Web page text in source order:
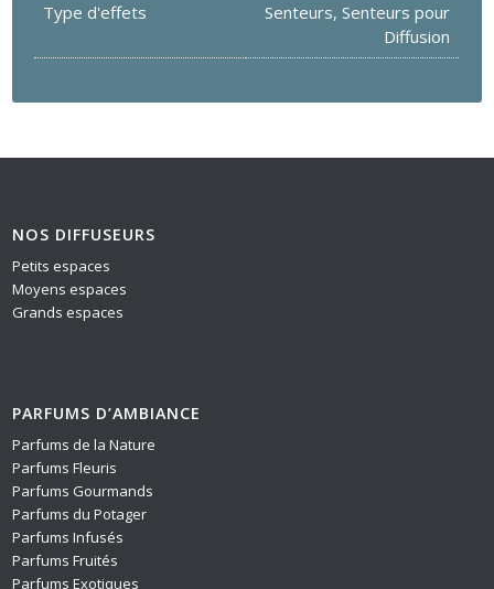
Type d'effets Senteurs,Senteurs pour
Diffusion
NOS DIFFUSEURS
Petits espaces
Moyens espaces
Grands espaces
PARFUMS D’AMBIANCE
Parfums de la Nature
Parfums Fleuris
Parfums Gourmands
Parfums du Potager
Parfums Infusés
Parfums Fruités
Parfums Exotiques